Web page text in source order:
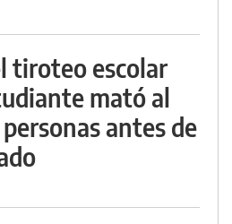
tiroteo escolar
mató al
antes de